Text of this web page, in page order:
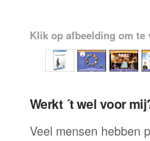
Klik op afbeelding om te
Werkt ´t wel voor
Veel mensen hebben